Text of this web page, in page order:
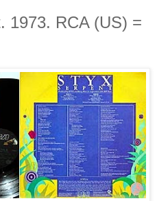
1973. RCA (US) =